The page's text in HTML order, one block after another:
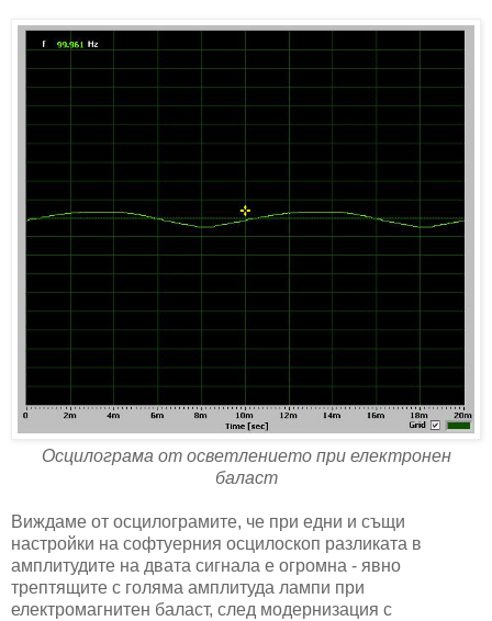
Осцилограма от осветлението при електронен
баласт
Виждаме от осцилограмите, че при едни и същи
настройки на софтуерния осцилоскоп разликата в
амплитудите на двата сигнала е огромна - явно
трептящите с голяма амплитуда лампи при
електромагнитен баласт, след модернизация с